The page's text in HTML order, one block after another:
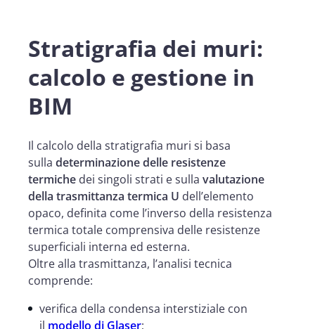
Stratigrafia dei muri:
calcolo e gestione in
BIM
Il calcolo della stratigrafia muri si basa
sulla determinazione delle resistenze
termiche dei singoli strati e sulla valutazione
della trasmittanza termica U dell’elemento
opaco, definita come l’inverso della resistenza
termica totale comprensiva delle resistenze
superficiali interna ed esterna.
Oltre alla trasmittanza, l’analisi tecnica
comprende:
verifica della condensa interstiziale con
il modello di Glaser;